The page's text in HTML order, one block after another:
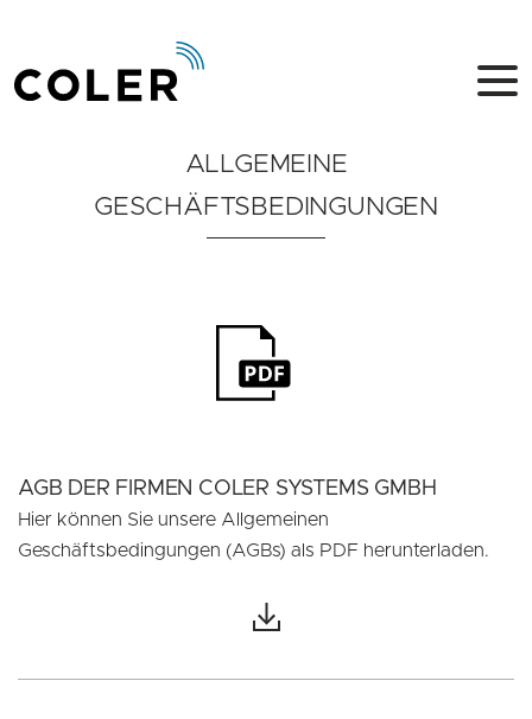
ALLGEMEINE
GESCHÄFTSBEDINGUNGEN
AGB DER FIRMEN COLER SYSTEMS GMBH
Hier können Sie unsere Allgemeinen
Geschäftsbedingungen (AGBs) als PDF herunterladen.